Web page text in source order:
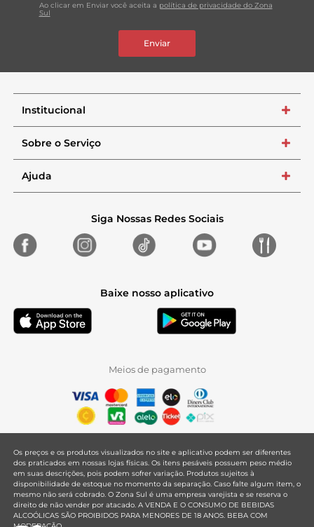
Ao clicar em Enviar você aceita a política de privacidade do Zona
Sul
Enviar
Institucional +
Sobre o Serviço +
Ajuda +
Siga Nossas Redes Sociais
Baixe nosso aplicativo
Meios de pagamento
Os preços e os produtos visualizados no site e aplicativo podem ser diferentes
dos praticados em nossas lojas físicas. Os itens pesáveis possuem peso médio
em suas descrições, pois podem sofrer variação. Produtos sujeitos à
disponibilidade de estoque no momento da separação. Caso falte algum item, o
mesmo não será cobrado. O Zona Sul é uma empresa varejista e se reserva o
direito de não vender por atacado. A VENDA E O CONSUMO DE BEBIDAS
ALCOÓLICAS SÃO PROIBIDOS PARA MENORES DE 18 ANOS. BEBA COM